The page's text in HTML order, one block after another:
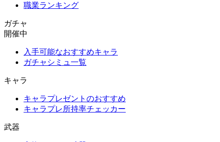
職業ランキング
ガチャ
開催中
入手可能なおすすめキャラ
ガチャシミュ一覧
キャラ
キャラプレゼントのおすすめ
キャラプレ所持率チェッカー
武器